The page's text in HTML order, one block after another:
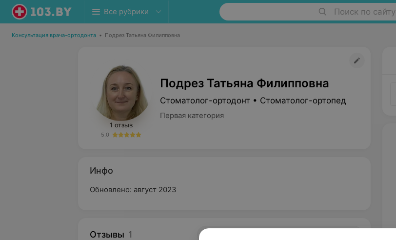
Все рубрики Поиск по сайту
Консультация врача-ортодонта • Подрез Татьяна Филипповна
1 отзыв
5.0
Подрез Татьяна Филипповна
Стоматолог-ортодонт • Стоматолог-ортопед
Первая категория
Инфо
Обновлено: август 2023
Отзывы 1